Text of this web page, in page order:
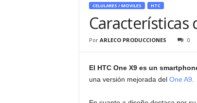
CELULARES / MOVILES HTC
Características
Por ARLECO PRODUCCIONES 0
El HTC One X9 es un
una versión mejorada del One A9